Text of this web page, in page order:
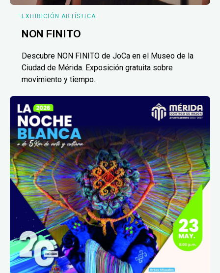
EXHIBICIÓN ARTÍSTICA
NON FINITO
Descubre NON FINITO de JoCa en el Museo de la
Ciudad de Mérida. Exposición gratuita sobre
movimiento y tiempo.